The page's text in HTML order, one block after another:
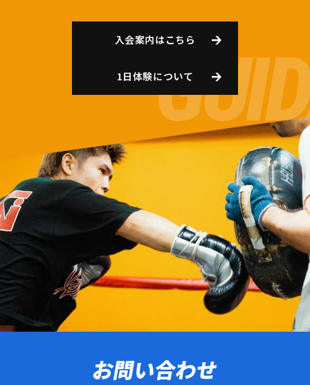
入会案内はこちら
1日体験について
お問い合わせ